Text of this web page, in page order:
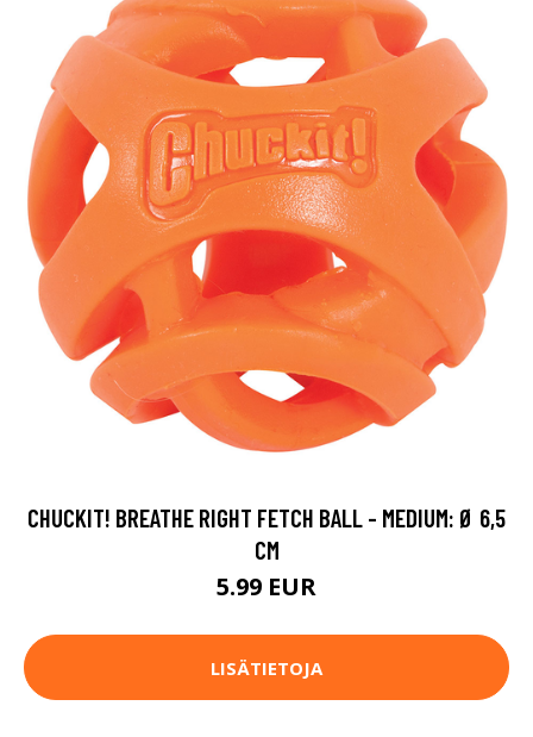
CHUCKIT! BREATHE RIGHT FETCH BALL - MEDIUM: Ø 6,5
CM
5.99 EUR
LISÄTIETOJA